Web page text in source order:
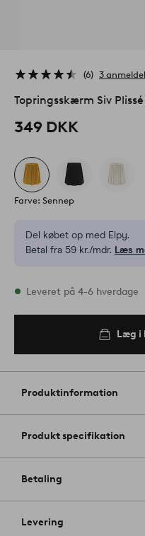
6 3
Topringsskærm Siv
349 DKK
Farve: Sennep
Del købet op med Elpy.
Betal fra 59 kr./mdr. Læs
På lager
Leveret på 4-6 hverdage
Læg i
Produktinformation
Produkt specifikation
Betaling
Levering